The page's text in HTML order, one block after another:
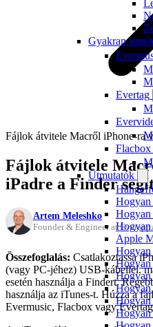
Gyakran
Evertag
Flacbox
Útmutatók
Hogyan
Hogyan
Hogyan
Apple
Hogyan
Hogyan
Hogyan
Hogyan
Hogyan
Hogyan
Fájlok átvitele Macről iPhone-ra
Fájlok átvitele
iPadre a Finder
Artem Meleshko
Founder & Engineer at
Összefoglalás: Csatlakoztassa
(vagy PC-jéhez) USB-kábellel.
esetén használja a Findert.
használja az iTunes-t. Húzza a
Evermusic, Flacbox vagy